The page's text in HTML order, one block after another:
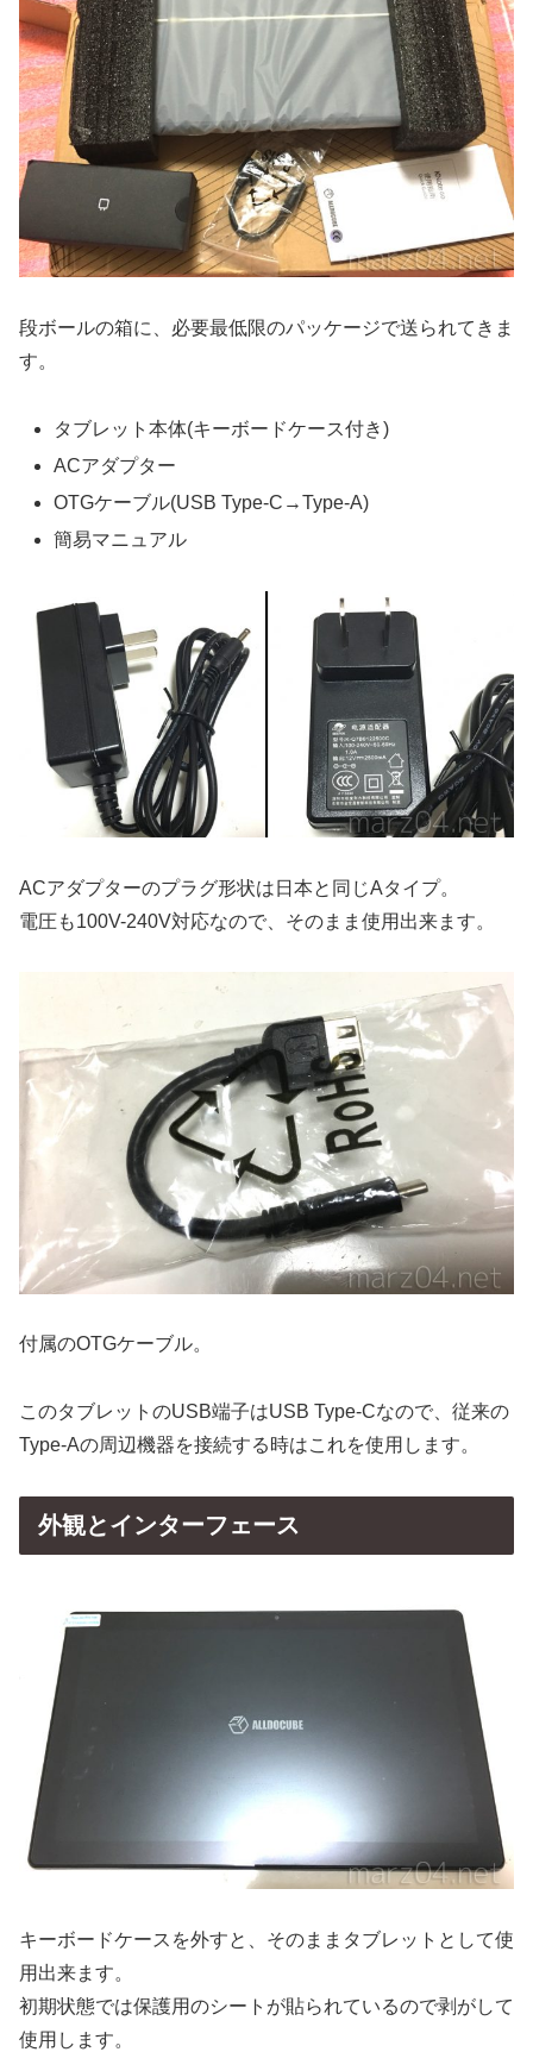
段ボールの箱に、必要最低限のパッケージで送られてきま
す。
タブレット本体(キーボードケース付き)
ACアダプター
OTGケーブル(USB Type-C→Type-A)
簡易マニュアル
ACアダプターのプラグ形状は日本と同じAタイプ。
電圧も100V-240V対応なので、そのまま使用出来ます。
付属のOTGケーブル。
このタブレットのUSB端子はUSB Type-Cなので、従来の
Type-Aの周辺機器を接続する時はこれを使用します。
外観とインターフェース
キーボードケースを外すと、そのままタブレットとして使
用出来ます。
初期状態では保護用のシートが貼られているので剥がして
使用します。